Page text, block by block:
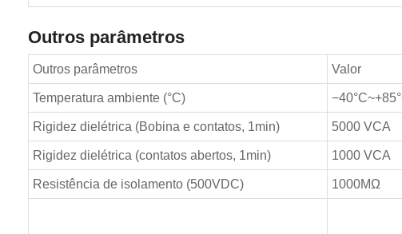
Outros parâmetros
Outros parâmetros Valor
Temperatura ambiente (°C)
Rigidez dielétrica (Bobina e contatos, 1min) 5000 VCA
Rigidez dielétrica (contatos abertos, 1min) 1000 VCA
Resistência de isolamento (500VDC) 1000MΩ